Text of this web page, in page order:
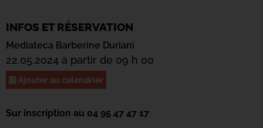
INFOS ET RÉSERVATION
Mediateca Barberine Duriani
22.05.2024 à partir de 09 h 00
Ajouter au calendrier
Sur inscription au 04 95 47 47 17